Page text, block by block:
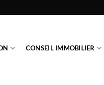
CONSEIL IMMOBILIER